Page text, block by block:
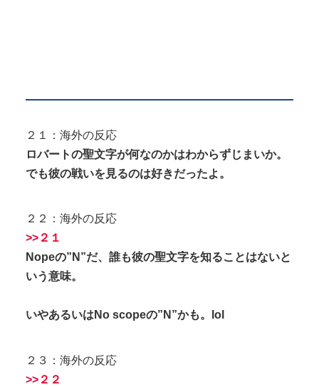
２１：海外の反応
ロバートの聖文字が何なのかはわからずじまいか。
でも彼の戦いを見るのは好きだったよ。
２２：海外の反応
>>２１
Nopeの”N”だ、誰も彼の聖文字を知ることはないと
いう意味。
いやあるいはNo scopeの”N”かも。lol
２３：海外の反応
>>２２